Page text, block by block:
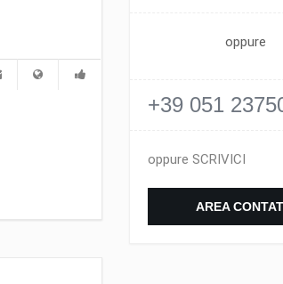
oppure
+39 051
oppure SCRIVICI
AREA